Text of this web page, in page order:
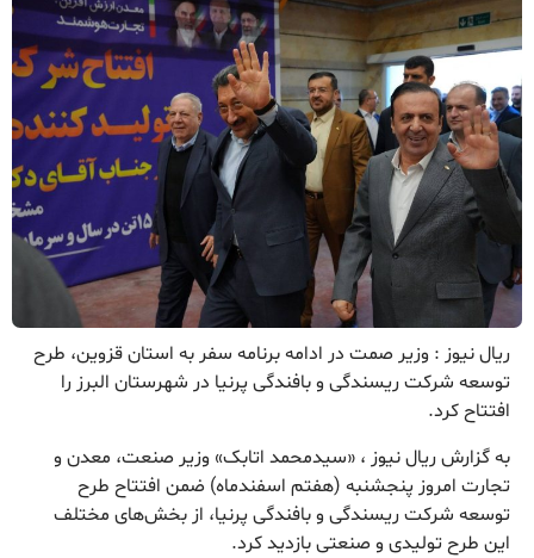
ریال نیوز : وزیر صمت در ادامه برنامه سفر به استان قزوین، طرح
توسعه شرکت ریسندگی و بافندگی پرنیا در شهرستان البرز را
افتتاح کرد.
به گزارش ریال نیوز ، «سیدمحمد اتابک» وزیر صنعت، معدن و
تجارت امروز پنجشنبه (هفتم اسفندماه) ضمن افتتاح طرح
توسعه شرکت ریسندگی و بافندگی پرنیا، از بخش‌های مختلف
این طرح تولیدی و صنعتی بازدید کرد.